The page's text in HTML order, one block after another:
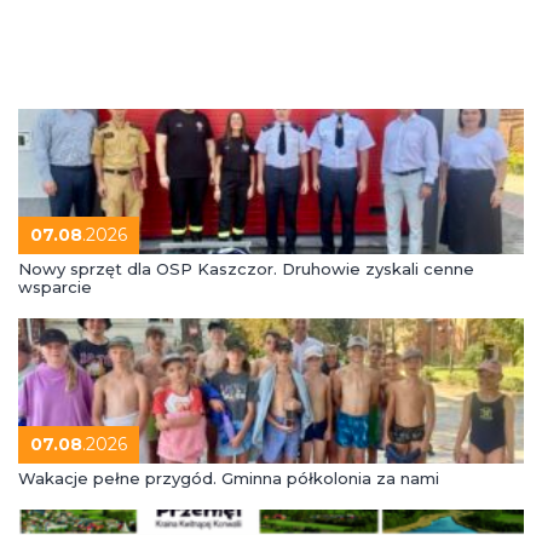
07.08.2026
Nowy sprzęt dla OSP Kaszczor. Druhowie zyskali cenne
wsparcie
07.08.2026
Wakacje pełne przygód. Gminna półkolonia za nami